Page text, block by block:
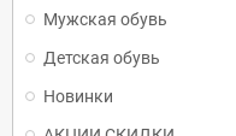
Мужская обувь
Детская обувь
Новинки